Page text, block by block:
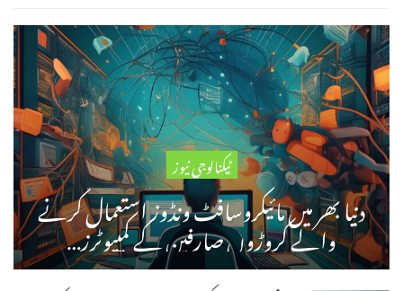
ٹیکنالوجی نیوز
دنیا بھر میں مائیکروسافٹ ونڈوز استعمال کرنے
والے کروڑوں صارفین کے کمپیوٹرز…